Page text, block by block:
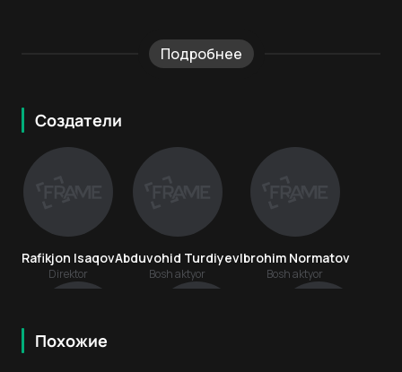
Подробнее
Создатели
Rafikjon Isaqov
Direktor
Abduvohid Turdiyev
Bosh aktyor
Ibrohim Normatov
Bosh aktyor
Похожие
12+